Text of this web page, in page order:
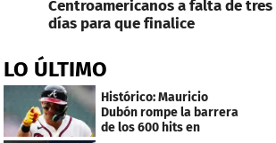
Centroamericanos a falta de tres
días para que finalice
LO ÚLTIMO
Histórico: Mauricio
Dubón rompe la barrera
de los 600 hits en